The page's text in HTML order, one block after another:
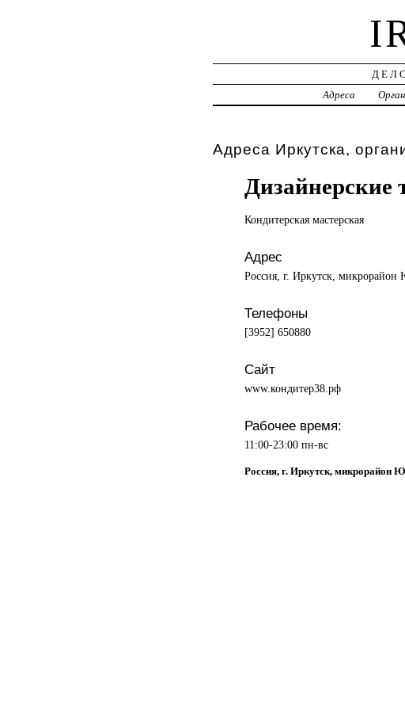
Адреса
Адреса Иркутска,
Кондитерская мастерская
Адрес
Россия, г. Иркутск,
Телефоны
[3952] 650880
Сайт
www.кондитер38.рф
Рабочее время:
11:00-23:00 пн-вс
Россия, г. Иркутск, микрорайон